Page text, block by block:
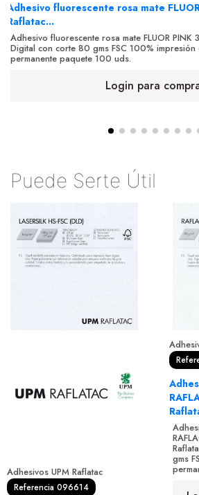
Adhesivo fluorescente rosa mate
Raflatac...
Adhesivo fluorescente rosa mate FLUOR PINK
Digital con corte 80 gms FSC 100%
permanente paquete 100 uds.
Login para
Puede Serte Útil
Adhesivos UPM Raflatac
Referencia 096614
gms